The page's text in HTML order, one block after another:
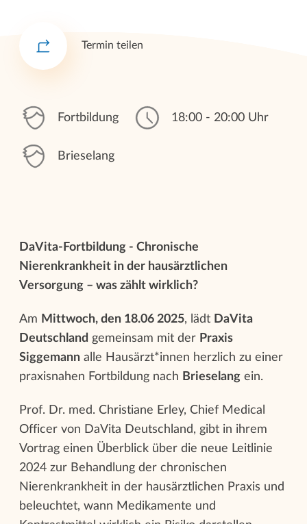
Termin teilen
Fortbildung 18:00 - 20:00 Uhr
Brieselang
DaVita-Fortbildung - Chronische
Nierenkrankheit in der hausärztlichen
Versorgung – was zählt wirklich?
Am Mittwoch, den 18.06 2025, lädt DaVita
Deutschland gemeinsam mit der Praxis
Siggemann alle Hausärzt*innen herzlich zu einer
praxisnahen Fortbildung nach Brieselang ein.
Prof. Dr. med. Christiane Erley, Chief Medical
Officer von DaVita Deutschland, gibt in ihrem
Vortrag einen Überblick über die neue Leitlinie
2024 zur Behandlung der chronischen
Nierenkrankheit in der hausärztlichen Praxis und
beleuchtet, wann Medikamente und